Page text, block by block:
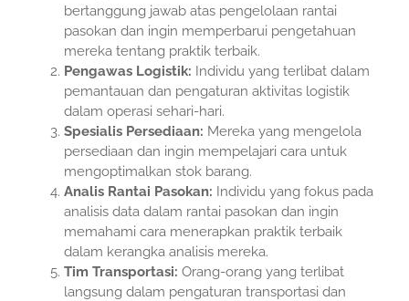
bertanggung jawab atas pengelolaan rantai
pasokan dan ingin memperbarui pengetahuan
mereka tentang praktik terbaik.
Pengawas Logistik: Individu yang terlibat dalam
pemantauan dan pengaturan aktivitas logistik
dalam operasi sehari-hari.
Spesialis Persediaan: Mereka yang mengelola
persediaan dan ingin mempelajari cara untuk
mengoptimalkan stok barang.
Analis Rantai Pasokan: Individu yang fokus pada
analisis data dalam rantai pasokan dan ingin
memahami cara menerapkan praktik terbaik
dalam kerangka analisis mereka.
Tim Transportasi: Orang-orang yang terlibat
langsung dalam pengaturan transportasi dan